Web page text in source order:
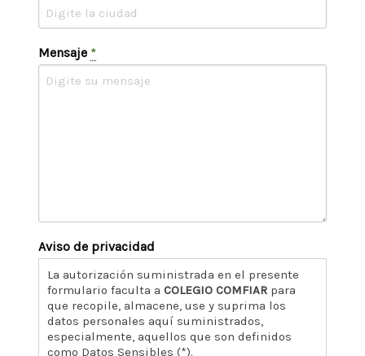
Mensaje *
Aviso de privacidad
La autorización suministrada en el presente
formulario faculta aCOLEGIO COMFIAR para
que recopile, almacene, use y suprima los
datos personales aquí suministrados,
especialmente, aquellos que son definidos
como Datos Sensibles (*).